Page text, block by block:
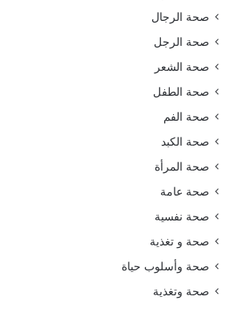
صحة الرجال
صحة الرجل
صحة الشعر
صحة الطفل
صحة الفم
صحة الكبد
صحة المرأة
صحة عامة
صحة نفسية
صحة و تغذية
صحة وأسلوب حياة
صحة وتغذية